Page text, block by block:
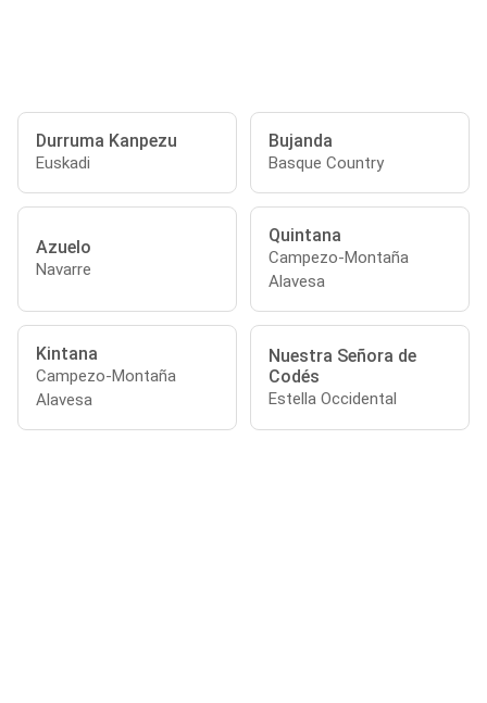
Durruma Kanpezu
Euskadi
Bujanda
Basque Country
Azuelo
Navarre
Quintana
Campezo-Montaña
Alavesa
Kintana
Campezo-Montaña
Alavesa
Nuestra Señora de
Codés
Estella Occidental